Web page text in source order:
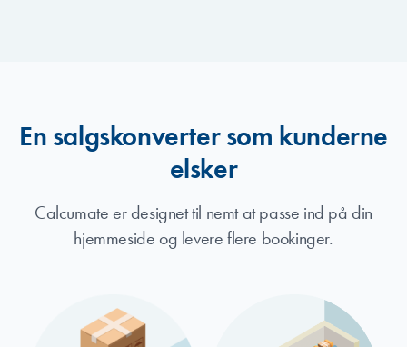
En salgskonverter som kunderne
elsker
Calcumate er designet til nemt at passe ind på din
hjemmeside og levere flere bookinger.